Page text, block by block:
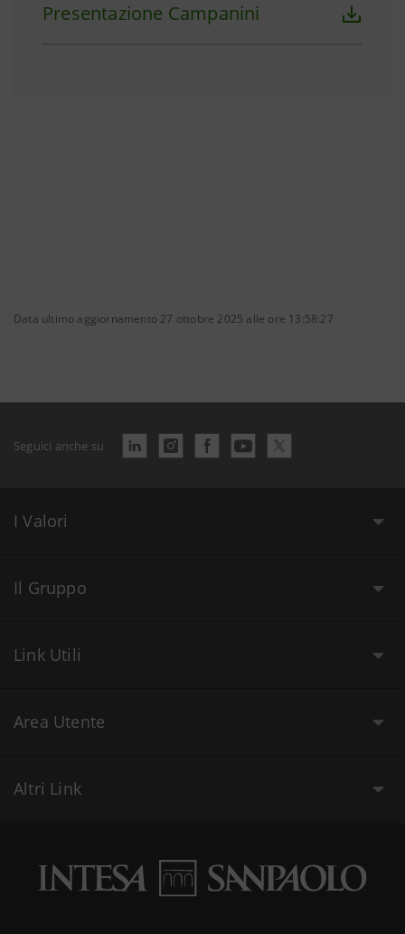
Presentazione Campanini
Data ultimo aggiornamento 27 ottobre 2025 alle ore 13:58:27
Seguici anche su
I Valori
Il Gruppo
Link Utili
Area Utente
Altri Link